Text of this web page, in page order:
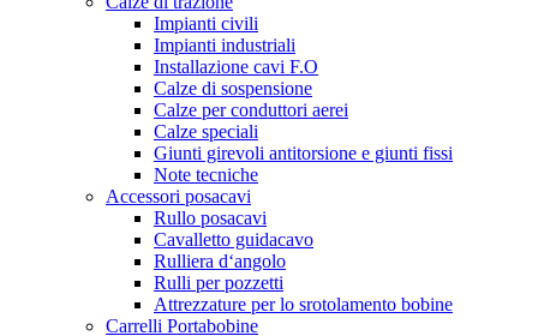
Impianti civili
Impianti industriali
Installazione cavi F.O
Calze di sospensione
Calze per conduttori aerei
Calze speciali
Giunti girevoli antitorsione e giunti fissi
Note tecniche
Accessori posacavi
Rullo posacavi
Cavalletto guidacavo
Rulliera d‘angolo
Rulli per pozzetti
Attrezzature per lo srotolamento bobine
Carrelli Portabobine